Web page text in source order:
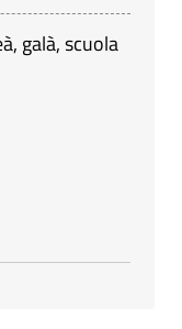
, galà,scuola